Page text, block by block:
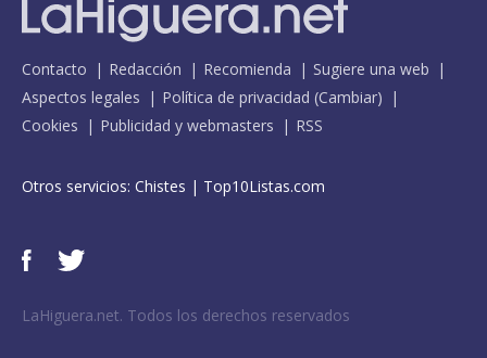
Contacto Redacción Recomienda
Sugiere una web
Aspectos legales
Política de privacidad (Cambiar)
Cookies
Publicidad y webmasters RSS
Otros servicios: Chistes | Top10Listas.com
LaHiguera.net. Todos los derechos reservados